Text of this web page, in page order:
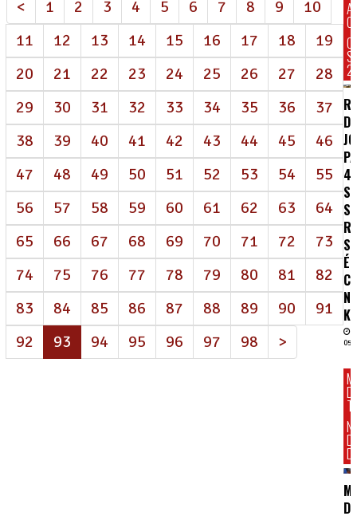
< 1 2 3 4 5 6 7 8 9
10
11
12 13 14 15 16 17 18
19
20
21 22 23 24 25 26 27
28
29
30 31 32 33 34 35 36
37
38
39 40 41 42 43 44 45
46
47
48 49 50 51 52 53 54
55
56
57 58 59 60 61 62 63
64
65
66 67 68 69 70 71 72
73
74
75 76 77 78 79 80 81
82
83
84 85 86 87 88 89 90
91
92
93 (atual)
94 95 96 97 98 >
DE
É
NA
05/
DE